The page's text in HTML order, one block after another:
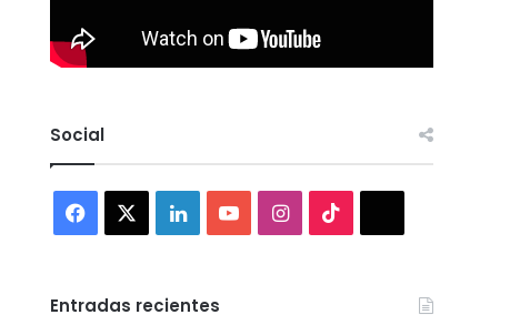
Social
Facebook LinkedInYouTubeInstagram
Entradas recientes